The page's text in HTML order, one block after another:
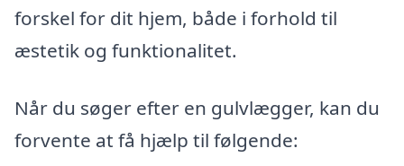
forskel for dit hjem, både i forhold til
æstetik og funktionalitet.
Når du søger efter en gulvlægger, kan du
forvente at få hjælp til følgende: